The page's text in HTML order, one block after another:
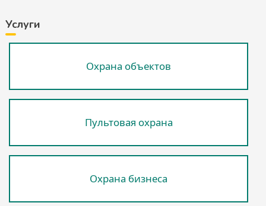
Услуги
Охрана объектов
Пультовая охрана
Охрана бизнеса